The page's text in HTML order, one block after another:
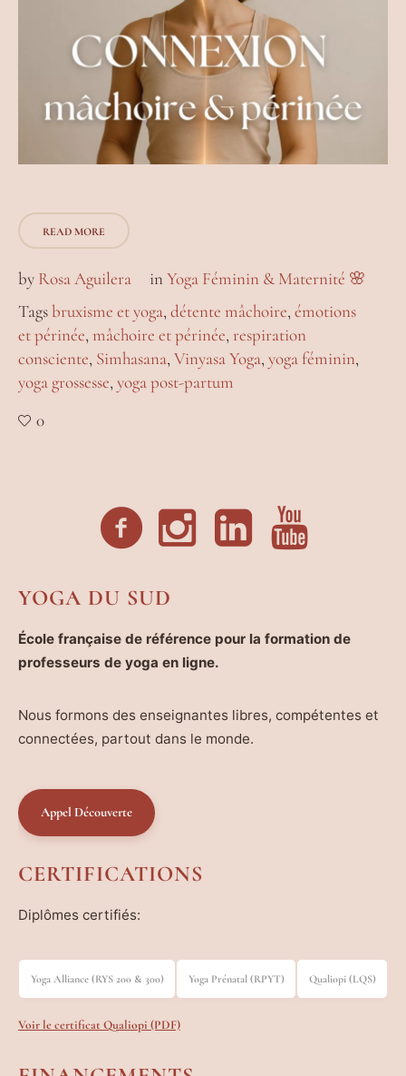
READ MORE
by Rosa Aguilera in Yoga Féminin & Maternité 🌸
Tagsbruxisme et yoga, détente mâchoire, émotions
et périnée, mâchoire et périnée, respiration
consciente, Simhasana, Vinyasa Yoga, yoga féminin,
yoga grossesse, yoga post-partum
0
YOGA DU SUD
École française de référence pour la formation de
professeurs de yoga en ligne.
Nous formons des enseignantes libres, compétentes et
connectées, partout dans le monde.
Appel Découverte
CERTIFICATIONS
Diplômes certifiés:
Yoga Alliance (RYS 200 & 300) Yoga Prénatal (RPYT) Qualiopi (LQS)
Voir le certificat Qualiopi (PDF)